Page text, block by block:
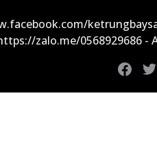
zalo.me/0568929686 -